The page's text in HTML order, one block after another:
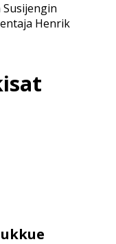
Henrik